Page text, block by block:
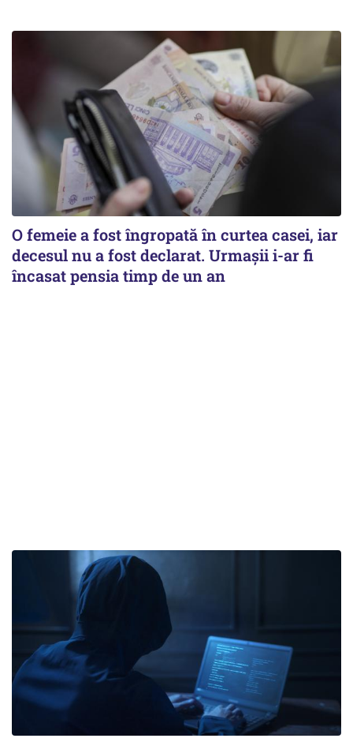
O femeie a fost îngropată în curtea casei, iar
decesul nu a fost declarat. Urmașii i-ar fi
încasat pensia timp de un an